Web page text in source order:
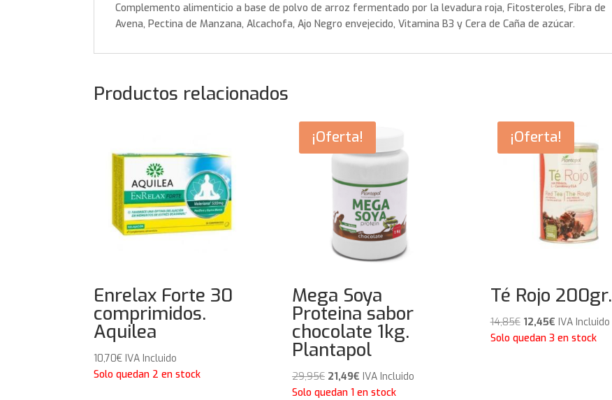
Complemento alimenticio a base de polvo de arroz fermentado por la levadura roja, Fitosteroles, Fibra de
Avena, Pectina de Manzana, Alcachofa, Ajo Negro envejecido, Vitamina B3 y Cera de Caña de azúcar.
Productos relacionados
Enrelax Forte 30
comprimidos.
Aquilea
10,70€ IVA Incluido
Solo quedan 2 en stock
¡Oferta!
Mega Soya
Proteina sabor
chocolate 1kg.
Plantapol
29,95€ El
precio
21,49€El
precio
IVA Incluido
Solo quedan 1 en stock
¡Oferta!
Té Rojo 200gr.
14,85€ El
precio
12,45€El
precio
IVA Incluido
Solo quedan 3 en stock